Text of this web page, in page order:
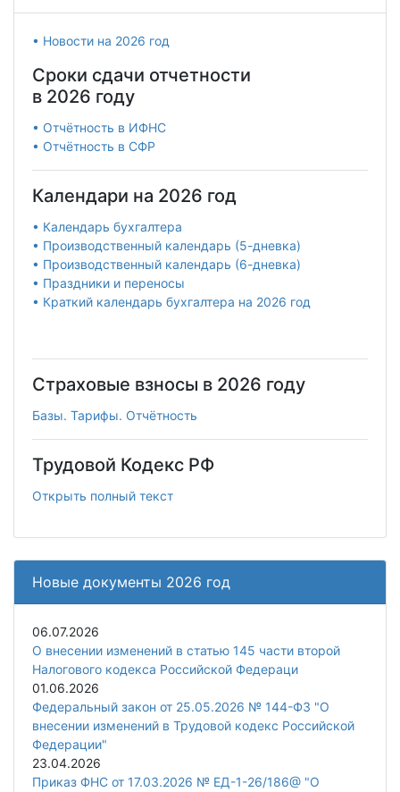
• Новости на 2026 год
Сроки сдачи отчетности
в 2026 году
• Отчётность в ИФНС
• Отчётность в СФР
Календари на 2026 год
• Календарь бухгалтера
• Производственный календарь (5-дневка)
• Производственный календарь (6-дневка)
• Праздники и переносы
• Краткий календарь бухгалтера на 2026 год
Страховые взносы в 2026 году
Базы. Тарифы. Отчётность
Трудовой Кодекс РФ
Открыть полный текст
Новые документы 2026 год
06.07.2026
О внесении изменений в статью 145 части второй
Налогового кодекса Российской Федераци
01.06.2026
Федеральный закон от 25.05.2026 № 144-ФЗ "О
внесении изменений в Трудовой кодекс Российской
Федерации"
23.04.2026
Приказ ФНС от 17.03.2026 № ЕД-1-26/186@ "О